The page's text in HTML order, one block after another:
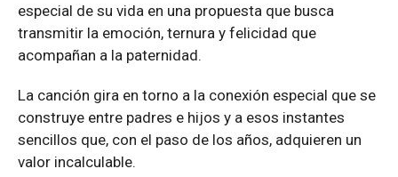
especial de su vida en una propuesta que busca
transmitir la emoción, ternura y felicidad que
acompañan a la paternidad.
La canción gira en torno a la conexión especial que se
construye entre padres e hijos y a esos instantes
sencillos que, con el paso de los años, adquieren un
valor incalculable.